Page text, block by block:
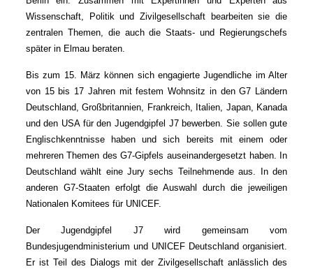
Wissenschaft, Politik und Zivilgesellschaft bearbeiten sie die
zentralen Themen, die auch die Staats- und Regierungschefs
später in Elmau beraten.
Bis zum 15. März können sich engagierte Jugendliche im Alter
von 15 bis 17 Jahren mit festem Wohnsitz in den G7 Ländern
Deutschland, Großbritannien, Frankreich, Italien, Japan, Kanada
und den USA für den Jugendgipfel J7 bewerben. Sie sollen gute
Englischkenntnisse haben und sich bereits mit einem oder
mehreren Themen des G7-Gipfels auseinandergesetzt haben. In
Deutschland wählt eine Jury sechs Teilnehmende aus. In den
anderen G7-Staaten erfolgt die Auswahl durch die jeweiligen
Nationalen Komitees für UNICEF.
Der Jugendgipfel J7 wird gemeinsam vom
Bundesjugendministerium und UNICEF Deutschland organisiert.
Er ist Teil des Dialogs mit der Zivilgesellschaft anlässlich des